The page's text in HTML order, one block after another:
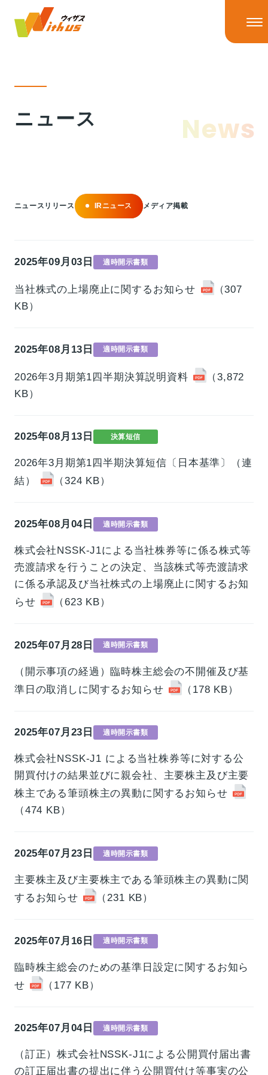
メディア掲載
ウィザスの理念
事業情報
事業情報トップ
カンパニー
企業情報トップ
ご挨拶
会社概要
お問い合わせトップ
IR・サステナビリティ
ニュース News
ニュースリリース IRニュース メディア掲載
2025年09月03日 適時開示書類
当社株式の上場廃止に関するお知らせ
（307
KB）
2025年08月13日 適時開示書類
2026年3月期第1四半期決算説明資料
（3,872
KB）
2025年08月13日 決算短信
2026年3月期第1四半期決算短信〔日本基準〕（連
結）
（324 KB）
2025年08月04日 適時開示書類
株式会社NSSK-J1による当社株券等に係る株式等
売渡請求を行うことの決定、当該株式等売渡請求
に係る承認及び当社株式の上場廃止に関するお知
らせ
（623 KB）
2025年07月28日 適時開示書類
（開示事項の経過）臨時株主総会の不開催及び基
準日の取消しに関するお知らせ
（178 KB）
2025年07月23日 適時開示書類
株式会社NSSK-J1 による当社株券等に対する公
開買付けの結果並びに親会社、主要株主及び主要
株主である筆頭株主の異動に関するお知らせ
（474 KB）
2025年07月23日 適時開示書類
主要株主及び主要株主である筆頭株主の異動に関
するお知らせ
（231 KB）
2025年07月16日 適時開示書類
臨時株主総会のための基準日設定に関するお知ら
せ
（177 KB）
2025年07月04日 適時開示書類
（訂正）株式会社NSSK-J1による公開買付届出書
の訂正届出書の提出に伴う公開買付け等事実の公